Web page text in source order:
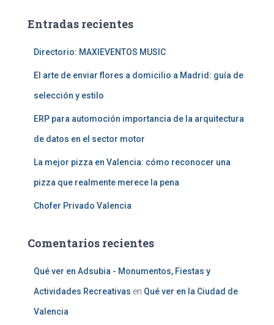
r
Entradas recientes
Directorio: MAXIEVENTOS MUSIC
El arte de enviar flores a domicilio a Madrid: guía de
selección y estilo
ERP para automoción importancia de la arquitectura
de datos en el sector motor
La mejor pizza en Valencia: cómo reconocer una
pizza que realmente merece la pena
Chofer Privado Valencia
Comentarios recientes
Qué ver en Adsubia - Monumentos, Fiestas y
Actividades Recreativas en Qué ver en la Ciudad de
Valencia